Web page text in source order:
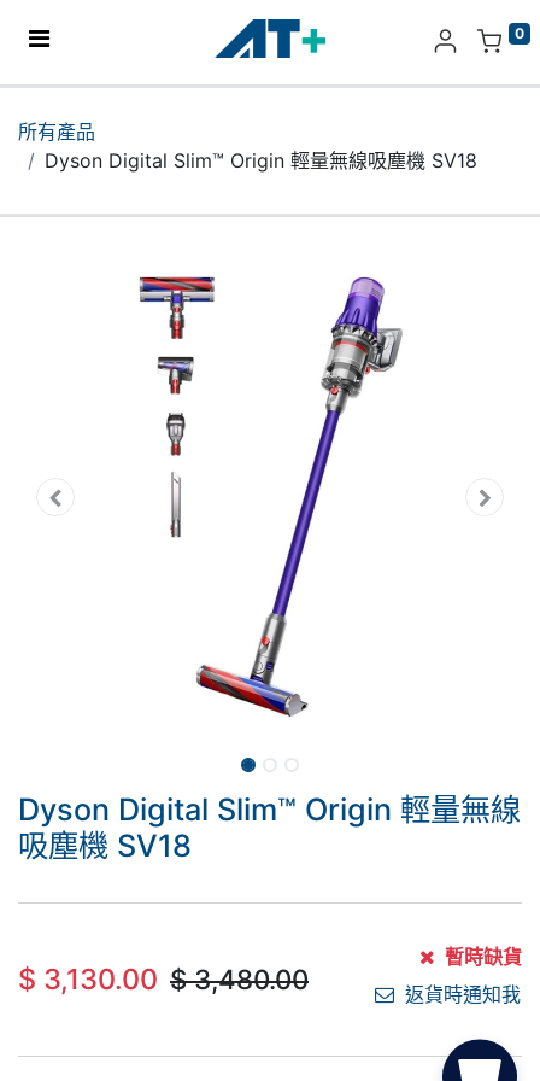
0
產品
所有產品
Dyson Digital Slim™ Origin 輕量無線吸塵機 SV18
Dyson Digital Slim™ Origin 輕量無線
吸塵機 SV18
$ 3,130.00 $3,480.00
暫時缺貨
返貨時通知我